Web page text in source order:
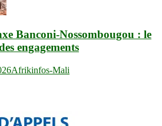
Banconi-Nossombougou : le
engagements
Afrikinfos-Mali